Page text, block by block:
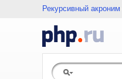
Рекурсивный акроним